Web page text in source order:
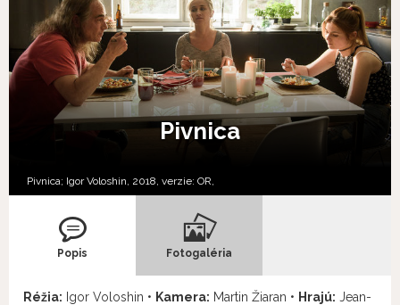
Pivnica
Pivnica; Igor Voloshin, 2018, verzie: OR,
Popis Fotogaléria
Réžia: Igor Voloshin • Kamera: Martin Žiaran • Hrajú: Jean-